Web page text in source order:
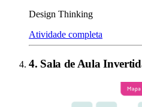
Design Thinking
Atividade completa
4. Sala de Aula